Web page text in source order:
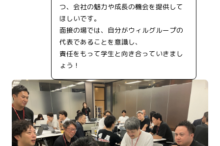
つ、会社の魅力や成長の機会を提供して
ほしいです。
面接の場では、自分がウィルグループの
代表であることを意識し、
責任をもって学生と向き合っていきまし
ょう！